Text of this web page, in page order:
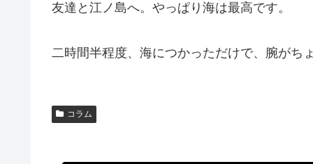
友達と江ノ島へ。やっぱり海は最高です。
二時間半程度、海につかっただけで、腕がち
コラム